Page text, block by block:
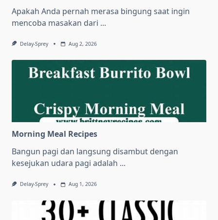
Apakah Anda pernah merasa bingung saat ingin
mencoba masakan dari ...
Delay-Sprey Aug 2, 2026
Morning Meal Recipes
Bangun pagi dan langsung disambut dengan
kesejukan udara pagi adalah ...
Delay-Sprey Aug 1, 2026